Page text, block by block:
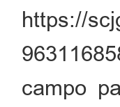
https://
campo